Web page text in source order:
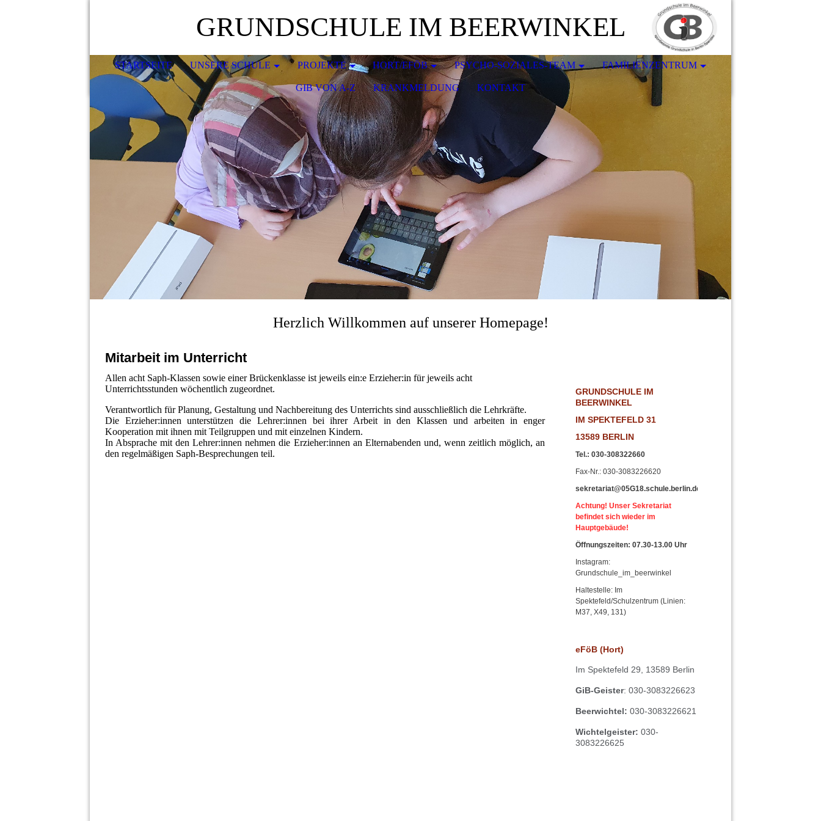
GRUNDSCHULE IM BEERWINKEL
STARTSEITE UNSERE SCHULE PROJEKTE HORT/EFÖB PSYCHO-SOZIALES-TEAM FAMILIENZENTRUM
GIB VON A-Z KRANKMELDUNG KONTAKT
Herzlich Willkommen auf unserer Homepage!
Mitarbeit im Unterricht
Allen acht Saph-Klassen sowie einer Brückenklasse ist jeweils ein:e Erzieher:in für jeweils acht
Unterrichtsstunden wöchentlich zugeordnet.
Verantwortlich für Planung, Gestaltung und Nachbereitung des Unterrichts sind ausschließlich die Lehrkräfte.
Die Erzieher:innen unterstützen die Lehrer:innen bei ihrer Arbeit in den Klassen und arbeiten in enger
Kooperation mit ihnen mit Teilgruppen und mit einzelnen Kindern.
In Absprache mit den Lehrer:innen nehmen die Erzieher:innen an Elternabenden und, wenn zeitlich möglich, an
den regelmäßigen Saph-Besprechungen teil.
GRUNDSCHULE IM
BEERWINKEL
IM SPEKTEFELD 31
13589 BERLIN
Tel.: 030-308322660
Fax-Nr.: 030-3083226620
sekretariat@05G18.schule.berlin.de
Achtung! Unser Sekretariat
befindet sich wieder im
Hauptgebäude!
Öffnungszeiten: 07.30-13.00 Uhr
Instagram:
Grundschule_im_beerwinkel
Haltestelle: Im
Spektefeld/Schulzentrum (Linien:
M37, X49, 131)
eFöB (Hort)
Im Spektefeld 29, 13589 Berlin
GiB-Geister: 030-3083226623
Beerwichtel: 030-3083226621
Wichtelgeister: 030-
3083226625